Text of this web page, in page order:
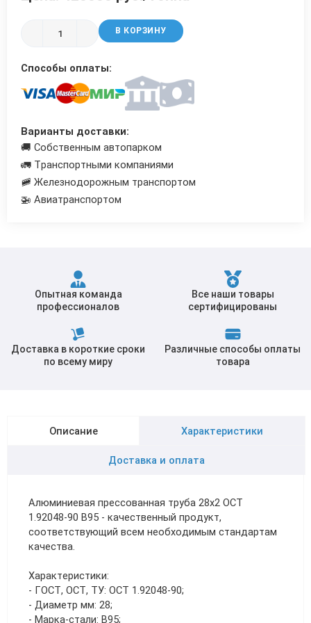
В КОРЗИНУ
Способы оплаты:
Варианты доставки:
🚚 Собственным автопарком
🚛 Транспортными компаниями
🚞 Железнодорожным транспортом
🚁 Авиатранспортом
Опытная команда
профессионалов
Все наши товары
сертифицированы
Доставка в короткие сроки
по всему миру
Различные способы оплаты
товара
Описание Характеристики
Доставка и оплата
Алюминиевая прессованная труба 28х2 ОСТ
1.92048-90 В95 - качественный продукт,
соответствующий всем необходимым стандартам
качества.
Характеристики:
- ГОСТ, ОСТ, ТУ: ОСТ 1.92048-90;
- Диаметр мм: 28;
- Марка-стали: В95;
Трубы в ВУС изоляции